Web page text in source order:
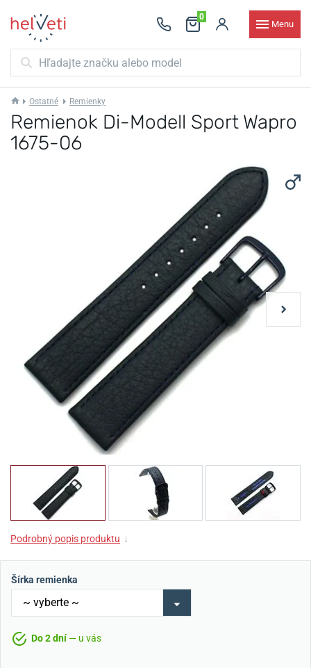
0
Menu
Ostatné Remienky
Remienok Di-Modell Sport Wapro
1675-06
Podrobný popis produktu ↓
Šírka remienka
Do 2 dní— u vás